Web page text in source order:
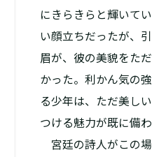
にきらきらと輝いて
い顔立ちだったが、
眉が、彼の美貌をた
かった。利かん気の
る少年は、ただ美し
つける魅力が既に備
宮廷の詩人がこの